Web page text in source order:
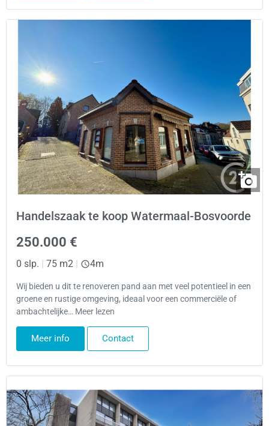
Handelszaak te koop Watermaal-Bosvoorde
250.000 €
0 slp. | 75 m2 | 4m
Wij bieden u dit te renoveren pand aan met veel potentieel in een
groene en rustige omgeving, ideaal voor een commerciële of
ambachtelijke… Meer lezen
Meer info Contact